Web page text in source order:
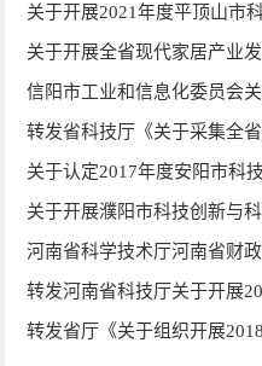
关于开展2021年度平顶山市
关于开展全省现代家居产业
关于认定2017年度安阳市科